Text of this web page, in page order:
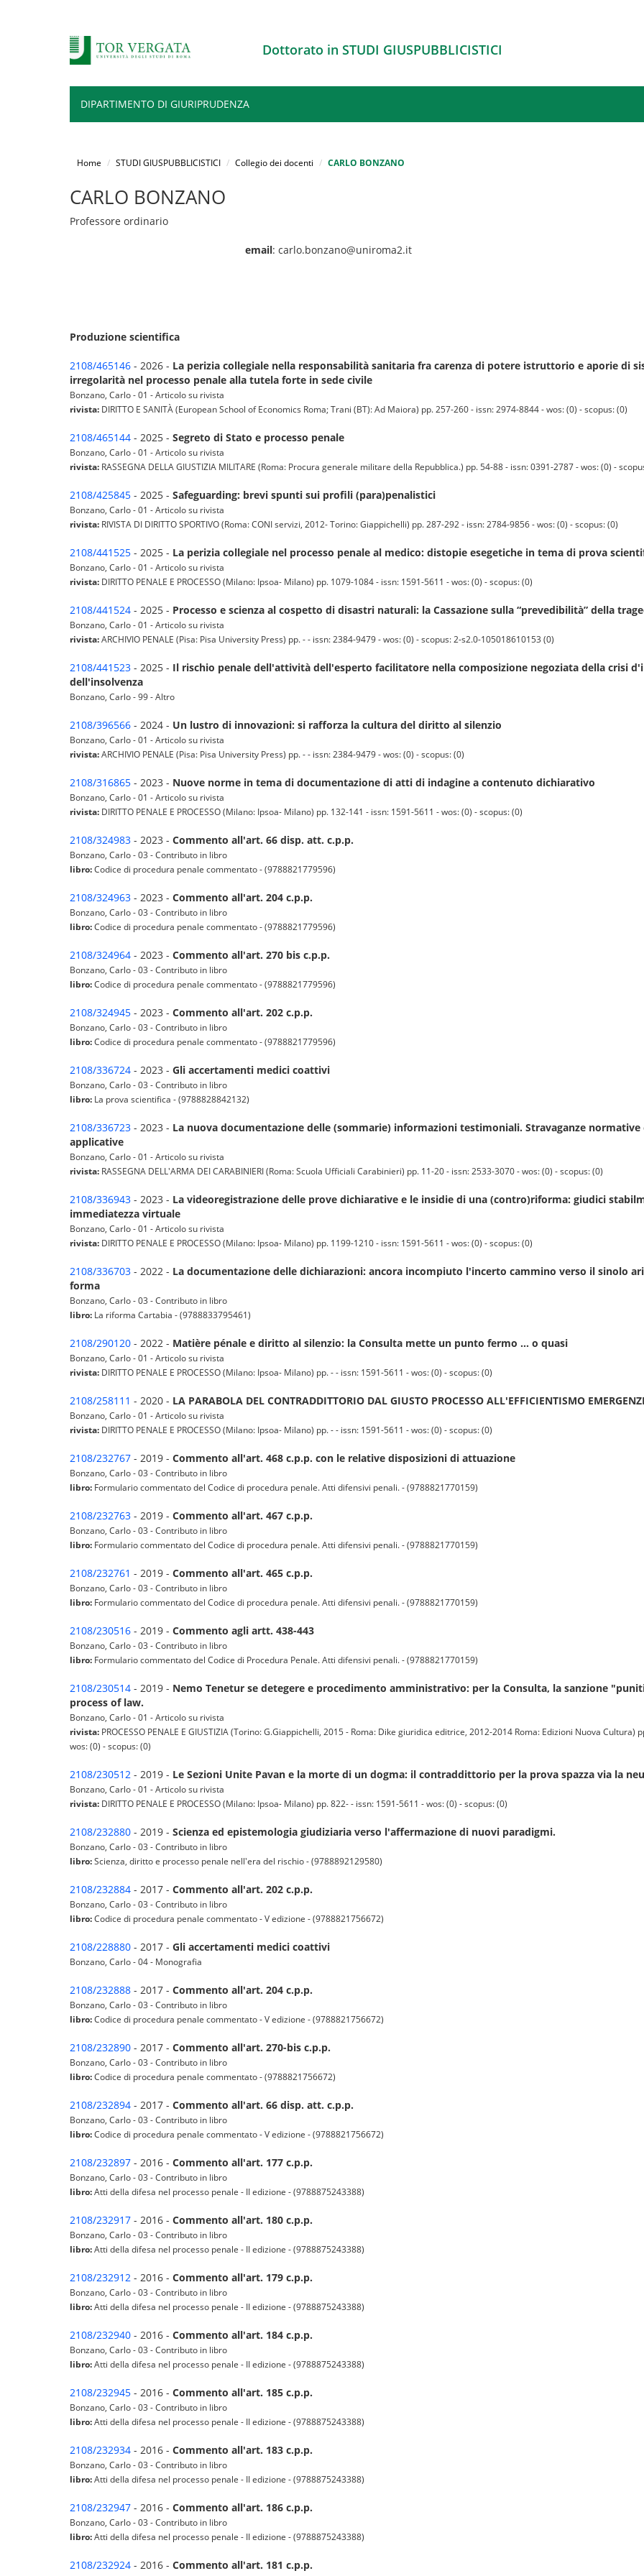
Dottorato in STUDI GIUSPUBBLICISTICI
DIPARTIMENTO DI GIURIPRUDENZA
Home STUDI GIUSPUBBLICISTICI Collegio dei docenti CARLO BONZANO
CARLO BONZANO
Professore ordinario
email: carlo.bonzano@uniroma2.it
Produzione scientifica
2108/465146 - 2026 - La perizia collegiale nella responsabilità sanitaria fra carenza di potere istruttorio e aporie di
irregolarità nel processo penale alla tutela forte in sede civile
Bonzano, Carlo - 01 - Articolo su rivista
rivista: DIRITTO E SANITÀ (European School of Economics Roma; Trani (BT): Ad Maiora) pp. 257-260 - issn: 2974-8844 - wos: (0) - scopus: (0)
2108/465144 - 2025 - Segreto di Stato e processo penale
Bonzano, Carlo - 01 - Articolo su rivista
rivista: RASSEGNA DELLA GIUSTIZIA MILITARE (Roma: Procura generale militare della Repubblica.) pp. 54-88 - issn: 0391-2787 - wos: (0) -
2108/425845 - 2025 - Safeguarding: brevi spunti sui profili (para)penalistici
Bonzano, Carlo - 01 - Articolo su rivista
rivista: RIVISTA DI DIRITTO SPORTIVO (Roma: CONI servizi, 2012- Torino: Giappichelli) pp. 287-292 - issn: 2784-9856 - wos: (0) - scopus: (0)
2108/441525 - 2025 - La perizia collegiale nel processo penale al medico: distopie esegetiche in tema di prova
Bonzano, Carlo - 01 - Articolo su rivista
rivista: DIRITTO PENALE E PROCESSO (Milano: Ipsoa- Milano) pp. 1079-1084 - issn: 1591-5611 - wos: (0) - scopus: (0)
2108/441524 - 2025 - Processo e scienza al cospetto di disastri naturali: la Cassazione sulla “prevedibilità” della
Bonzano, Carlo - 01 - Articolo su rivista
rivista:ARCHIVIO PENALE (Pisa: Pisa University Press) pp. - - issn: 2384-9479 - wos: (0) - scopus: 2-s2.0-105018610153 (0)
2108/441523 - 2025 - Il rischio penale dell'attività dell'esperto facilitatore nella composizione negoziata della crisi
dell'insolvenza
Bonzano, Carlo - 99 - Altro
2108/396566 - 2024 - Un lustro di innovazioni: si rafforza la cultura del diritto al silenzio
Bonzano, Carlo - 01 - Articolo su rivista
rivista:ARCHIVIO PENALE (Pisa: Pisa University Press) pp. - - issn: 2384-9479 - wos: (0) - scopus: (0)
2108/316865 - 2023 - Nuove norme in tema di documentazione di atti di indagine a contenuto dichiarativo
Bonzano, Carlo - 01 - Articolo su rivista
rivista: DIRITTO PENALE E PROCESSO (Milano: Ipsoa- Milano) pp. 132-141 - issn: 1591-5611 - wos: (0) - scopus: (0)
2108/324983 - 2023 - Commento all'art. 66 disp. att. c.p.p.
Bonzano, Carlo - 03 - Contributo in libro
libro:Codice di procedura penale commentato - (9788821779596)
2108/324963 - 2023 - Commento all'art. 204 c.p.p.
Bonzano, Carlo - 03 - Contributo in libro
libro:Codice di procedura penale commentato - (9788821779596)
2108/324964 - 2023 - Commento all'art. 270 bis c.p.p.
Bonzano, Carlo - 03 - Contributo in libro
libro:Codice di procedura penale commentato - (9788821779596)
2108/324945 - 2023 - Commento all'art. 202 c.p.p.
Bonzano, Carlo - 03 - Contributo in libro
libro:Codice di procedura penale commentato - (9788821779596)
2108/336724 - 2023 - Gli accertamenti medici coattivi
Bonzano, Carlo - 03 - Contributo in libro
libro: La prova scientifica - (9788828842132)
2108/336723 - 2023 - La nuova documentazione delle (sommarie) informazioni testimoniali. Stravaganze normative
applicative
Bonzano, Carlo - 01 - Articolo su rivista
rivista: RASSEGNA DELL'ARMA DEI CARABINIERI (Roma: Scuola Ufficiali Carabinieri) pp. 11-20 - issn: 2533-3070 - wos: (0) - scopus: (0)
2108/336943 - 2023 - La videoregistrazione delle prove dichiarative e le insidie di una (contro)riforma: giudici
immediatezza virtuale
Bonzano, Carlo - 01 - Articolo su rivista
rivista: DIRITTO PENALE E PROCESSO (Milano: Ipsoa- Milano) pp. 1199-1210 - issn: 1591-5611 - wos: (0) - scopus: (0)
2108/336703 - 2022 - La documentazione delle dichiarazioni: ancora incompiuto l'incerto cammino verso il sinolo
forma
Bonzano, Carlo - 03 - Contributo in libro
libro: La riforma Cartabia - (9788833795461)
2108/290120 - 2022 - Matière pénale e diritto al silenzio: la Consulta mette un punto fermo … o quasi
Bonzano, Carlo - 01 - Articolo su rivista
rivista: DIRITTO PENALE E PROCESSO (Milano: Ipsoa- Milano) pp. - - issn: 1591-5611 - wos: (0) - scopus: (0)
2108/258111 - 2020 - LA PARABOLA DEL CONTRADDITTORIO DAL GIUSTO PROCESSO ALL'EFFICIENTISMO
Bonzano, Carlo - 01 - Articolo su rivista
rivista: DIRITTO PENALE E PROCESSO (Milano: Ipsoa- Milano) pp. - - issn: 1591-5611 - wos: (0) - scopus: (0)
2108/232767 - 2019 - Commento all'art. 468 c.p.p. con le relative disposizioni di attuazione
Bonzano, Carlo - 03 - Contributo in libro
libro: Formulario commentato del Codice di procedura penale. Atti difensivi penali. - (9788821770159)
2108/232763 - 2019 - Commento all'art. 467 c.p.p.
Bonzano, Carlo - 03 - Contributo in libro
libro: Formulario commentato del Codice di procedura penale. Atti difensivi penali. - (9788821770159)
2108/232761 - 2019 - Commento all'art. 465 c.p.p.
Bonzano, Carlo - 03 - Contributo in libro
libro: Formulario commentato del Codice di procedura penale. Atti difensivi penali. - (9788821770159)
2108/230516 - 2019 - Commento agli artt. 438-443
Bonzano, Carlo - 03 - Contributo in libro
libro: Formulario commentato del Codice di Procedura Penale. Atti difensivi penali. - (9788821770159)
2108/230514 - 2019 - Nemo Tenetur se detegere e procedimento amministrativo: per la Consulta, la sanzione
process of law.
Bonzano, Carlo - 01 - Articolo su rivista
rivista: PROCESSO PENALE E GIUSTIZIA (Torino: G.Giappichelli, 2015 - Roma: Dike giuridica editrice, 2012-2014 Roma: Edizioni Nuova Cultura)
wos: (0) - scopus: (0)
2108/230512 - 2019 - Le Sezioni Unite Pavan e la morte di un dogma: il contraddittorio per la prova spazza via la
Bonzano, Carlo - 01 - Articolo su rivista
rivista: DIRITTO PENALE E PROCESSO (Milano: Ipsoa- Milano) pp. 822- - issn: 1591-5611 - wos: (0) - scopus: (0)
2108/232880 - 2019 - Scienza ed epistemologia giudiziaria verso l'affermazione di nuovi paradigmi.
Bonzano, Carlo - 03 - Contributo in libro
libro:Scienza, diritto e processo penale nell'era del rischio - (9788892129580)
2108/232884 - 2017 - Commento all'art. 202 c.p.p.
Bonzano, Carlo - 03 - Contributo in libro
libro:Codice di procedura penale commentato - V edizione - (9788821756672)
2108/228880 - 2017 - Gli accertamenti medici coattivi
Bonzano, Carlo - 04 - Monografia
2108/232888 - 2017 - Commento all'art. 204 c.p.p.
Bonzano, Carlo - 03 - Contributo in libro
libro:Codice di procedura penale commentato - V edizione - (9788821756672)
2108/232890 - 2017 - Commento all'art. 270-bis c.p.p.
Bonzano, Carlo - 03 - Contributo in libro
libro:Codice di procedura penale commentato - (9788821756672)
2108/232894 - 2017 - Commento all'art. 66 disp. att. c.p.p.
Bonzano, Carlo - 03 - Contributo in libro
libro:Codice di procedura penale commentato - V edizione - (9788821756672)
2108/232897 - 2016 - Commento all'art. 177 c.p.p.
Bonzano, Carlo - 03 - Contributo in libro
libro:Atti della difesa nel processo penale - II edizione - (9788875243388)
2108/232917 - 2016 - Commento all'art. 180 c.p.p.
Bonzano, Carlo - 03 - Contributo in libro
libro:Atti della difesa nel processo penale - II edizione - (9788875243388)
2108/232912 - 2016 - Commento all'art. 179 c.p.p.
Bonzano, Carlo - 03 - Contributo in libro
libro:Atti della difesa nel processo penale - II edizione - (9788875243388)
2108/232940 - 2016 - Commento all'art. 184 c.p.p.
Bonzano, Carlo - 03 - Contributo in libro
libro:Atti della difesa nel processo penale - II edizione - (9788875243388)
2108/232945 - 2016 - Commento all'art. 185 c.p.p.
Bonzano, Carlo - 03 - Contributo in libro
libro:Atti della difesa nel processo penale - II edizione - (9788875243388)
2108/232934 - 2016 - Commento all'art. 183 c.p.p.
Bonzano, Carlo - 03 - Contributo in libro
libro:Atti della difesa nel processo penale - II edizione - (9788875243388)
2108/232947 - 2016 - Commento all'art. 186 c.p.p.
Bonzano, Carlo - 03 - Contributo in libro
libro:Atti della difesa nel processo penale - II edizione - (9788875243388)
2108/232924 - 2016 - Commento all'art. 181 c.p.p.